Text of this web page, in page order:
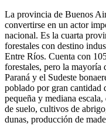
La provincia de Buenos
convertirse en un actor
nacional. Es la cuarta
forestales con destino
Entre Ríos. Cuenta con
forestales, pero la mayoría
Paraná y el Sudeste
poblado por gran cantidad
pequeña y mediana
de suelo, cultivos de
dunas, producción de